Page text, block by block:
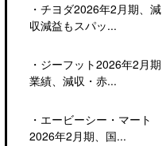
・ チヨダ2026年2月期、減
収減益もスパッ...
・ ジーフット2026年2月期
業績、減収・赤...
・ エービーシー・マート
2026年2月期、国...